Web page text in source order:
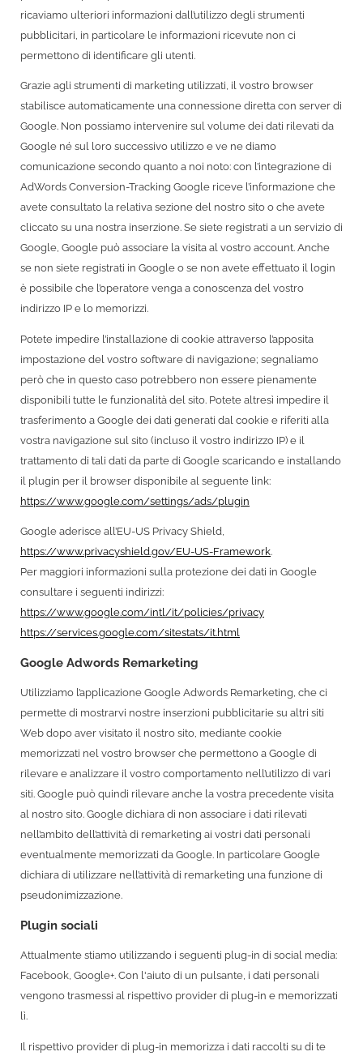
ricaviamo ulteriori informazioni dall’utilizzo degli strumenti
pubblicitari, in particolare le informazioni ricevute non ci
permettono di identificare gli utenti.
Grazie agli strumenti di marketing utilizzati, il vostro browser
stabilisce automaticamente una connessione diretta con server di
Google. Non possiamo intervenire sul volume dei dati rilevati da
Google né sul loro successivo utilizzo e ve ne diamo
comunicazione secondo quanto a noi noto: con l’integrazione di
AdWords Conversion-Tracking Google riceve l’informazione che
avete consultato la relativa sezione del nostro sito o che avete
cliccato su una nostra inserzione. Se siete registrati a un servizio di
Google, Google può associare la visita al vostro account. Anche
se non siete registrati in Google o se non avete effettuato il login
è possibile che l’operatore venga a conoscenza del vostro
indirizzo IP e lo memorizzi.
Potete impedire l’installazione di cookie attraverso l’apposita
impostazione del vostro software di navigazione; segnaliamo
però che in questo caso potrebbero non essere pienamente
disponibili tutte le funzionalità del sito. Potete altresì impedire il
trasferimento a Google dei dati generati dal cookie e riferiti alla
vostra navigazione sul sito (incluso il vostro indirizzo IP) e il
trattamento di tali dati da parte di Google scaricando e installando
il plugin per il browser disponibile al seguente link:
https://www.google.com/settings/ads/plugin
Google aderisce all’EU-US Privacy Shield,
https://www.privacyshield.gov/EU-US-Framework.
Per maggiori informazioni sulla protezione dei dati in Google
consultare i seguenti indirizzi:
https://www.google.com/intl/it/policies/privacy
https://services.google.com/sitestats/it.html
Google Adwords Remarketing
Utilizziamo l’applicazione Google Adwords Remarketing, che ci
permette di mostrarvi nostre inserzioni pubblicitarie su altri siti
Web dopo aver visitato il nostro sito, mediante cookie
memorizzati nel vostro browser che permettono a Google di
rilevare e analizzare il vostro comportamento nell’utilizzo di vari
siti. Google può quindi rilevare anche la vostra precedente visita
al nostro sito. Google dichiara di non associare i dati rilevati
nell’ambito dell’attività di remarketing ai vostri dati personali
eventualmente memorizzati da Google. In particolare Google
dichiara di utilizzare nell’attività di remarketing una funzione di
pseudonimizzazione.
Plugin sociali
Attualmente stiamo utilizzando i seguenti plug-in di social media:
Facebook, Google+. Con l'aiuto di un pulsante, i dati personali
vengono trasmessi al rispettivo provider di plug-in e memorizzati
lì.
Il rispettivo provider di plug-in memorizza i dati raccolti su di te